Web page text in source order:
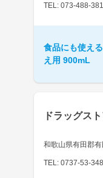
TEL: 073-488-
食品にも使え
え用 900mL
ドラッグス
和歌山県有田郡
TEL: 0737-53-